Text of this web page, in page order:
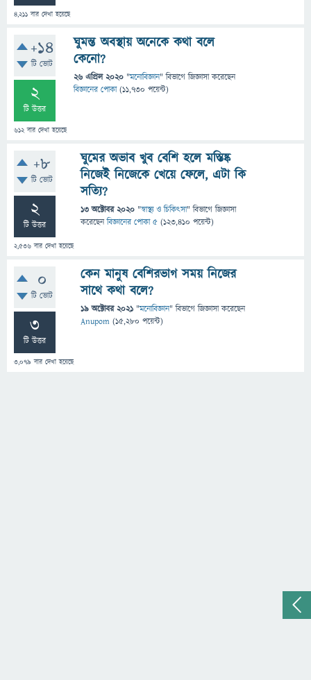
4,211 বার দেখা হয়েছে
+14
টি ভোট
2
টি উত্তর
612বার দেখা হয়েছে
ঘুমন্ত অবস্থায় অনেকে কথা বলে
কেনো?
26 এপ্রিল 2020 "মনোবিজ্ঞান" বিভাগে জিজ্ঞাসাকরেছেন
বিজ্ঞানের পোকা (11,730 পয়েন্ট)
+8
টি ভোট
2
টি উত্তর
2,536 বার দেখা হয়েছে
ঘুমের অভাব খুব বেশি হলে মস্তিষ্ক
নিজেই নিজেকে খেয়ে ফেলে, এটা কি
সত্যি?
13 অক্টোবর 2020 "স্বাস্থ্য ও চিকিৎসা" বিভাগে জিজ্ঞাসা
করেছেনবিজ্ঞানের পোকা ৫ (123,410 পয়েন্ট)
0
টি ভোট
3
টি উত্তর
3,079 বার দেখা হয়েছে
কেন মানুষ বেশিরভাগ সময় নিজের
সাথে কথা বলে?
19 অক্টোবর 2021 "মনোবিজ্ঞান" বিভাগে জিজ্ঞাসাকরেছেন
Anupom (15,280 পয়েন্ট)